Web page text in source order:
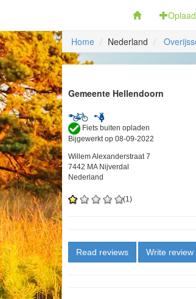
Home Nederland
Gemeente Hellendoorn
Fiets buiten opladen
Bijgewerkt op 08-09-2022
Willem Alexanderstraat 7
7442 MA Nijverdal
Nederland
(1)
Read reviews Write review